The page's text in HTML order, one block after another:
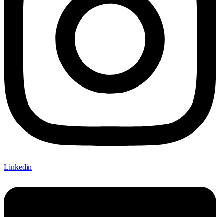
Linkedin